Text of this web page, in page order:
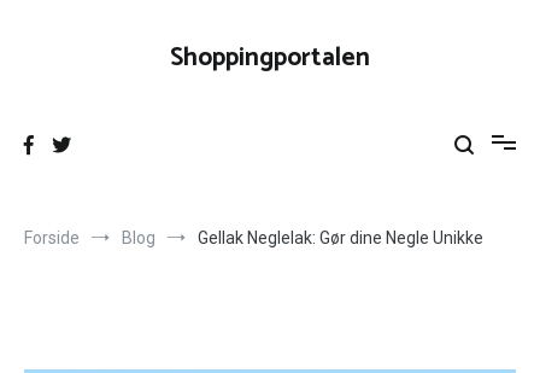
Shoppingportalen
Forside Blog Gellak Neglelak: Gør dine Negle Unikke